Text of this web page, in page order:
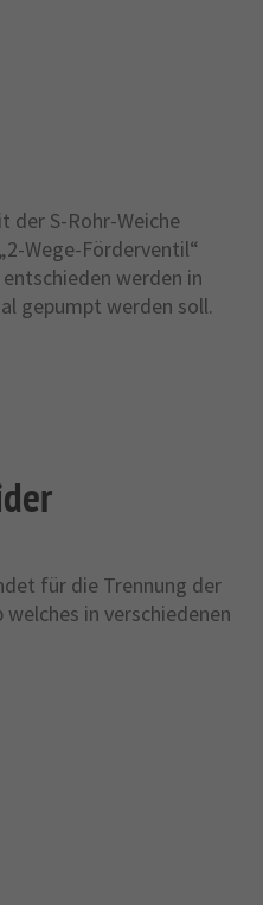
der S-Rohr-Weiche
Wege-Förderventil“
werden in
gepumpt werden soll.
für die Trennung der
in verschiedenen